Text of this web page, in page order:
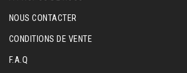
NOUS CONTACTER
CONDITIONS DE VENTE
F.A.Q